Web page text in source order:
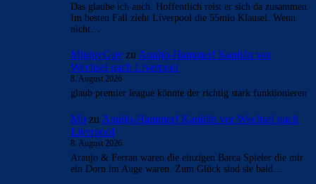
Das glaube ich auch. Hoffentlich reist er sich da zusammen.
Im besten Fall zieht Liverpool die 55mio Klausel. Wenn
nicht…
MightyGuy zu Araújo-Hammer! Kapitän vor
Wechsel nach Liverpool
8. August 2026
glaub premier league könnte der richtig stark funktionieren
Mo zu Araújo-Hammer! Kapitän vor Wechsel nach
Liverpool
8. August 2026
Araujo & Ferran waren die einzigen Barca Spieler die mir
ein Dorn im Auge waren. Zum Glück sind sie bald…